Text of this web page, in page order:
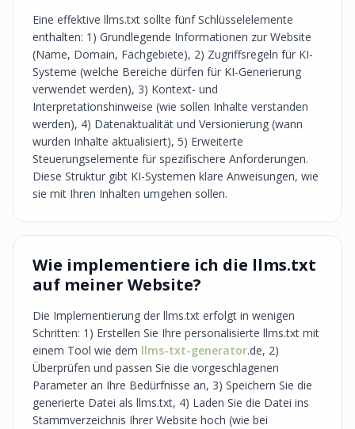
Eine effektive llms.txt sollte fünf Schlüsselelemente
enthalten: 1) Grundlegende Informationen zur Website
(Name, Domain, Fachgebiete), 2) Zugriffsregeln für KI-
Systeme (welche Bereiche dürfen für KI-Generierung
verwendet werden), 3) Kontext- und
Interpretationshinweise (wie sollen Inhalte verstanden
werden), 4) Datenaktualität und Versionierung (wann
wurden Inhalte aktualisiert), 5) Erweiterte
Steuerungselemente für spezifischere Anforderungen.
Diese Struktur gibt KI-Systemen klare Anweisungen, wie
sie mit Ihren Inhalten umgehen sollen.
Wie implementiere ich die llms.txt
auf meiner Website?
Die Implementierung der llms.txt erfolgt in wenigen
Schritten: 1) Erstellen Sie Ihre personalisierte llms.txt mit
einem Tool wie dem llms-txt-generator.de, 2)
Überprüfen und passen Sie die vorgeschlagenen
Parameter an Ihre Bedürfnisse an, 3) Speichern Sie die
generierte Datei als llms.txt, 4) Laden Sie die Datei ins
Stammverzeichnis Ihrer Website hoch (wie bei